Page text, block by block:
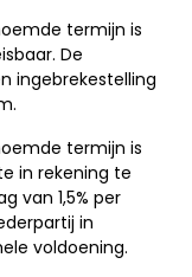
termijn is
De
ingebrekestelling
termijn is
in rekening te
van 1,5% per
in
voldoening.